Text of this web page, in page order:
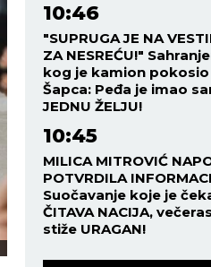
10:46
"SUPRUGA JE NA
ZA NESREĆU!"
kog je kamion
Šapca: Peđa je imao
JEDNU ŽELJU!
10:45
MILICA MITROVIĆ
POTVRDILA
Suočavanje koje je
ČITAVA NACIJA,
stiže URAGAN!